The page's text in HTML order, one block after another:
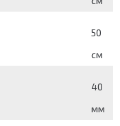
50
см
40
мм